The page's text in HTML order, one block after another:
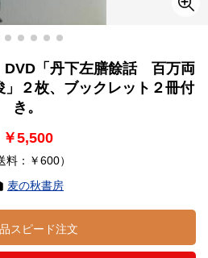
「丹下左膳餘話 百万両
２枚、ブックレット２冊付
き。
￥5,500
料：￥600）
麦の秋書房
スピード注文